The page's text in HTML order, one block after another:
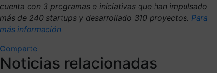
cuenta con 3 programas e iniciativas que han impulsado
más de 240 startups y desarrollado 310 proyectos. Para
más información
Comparte
Noticias relacionadas